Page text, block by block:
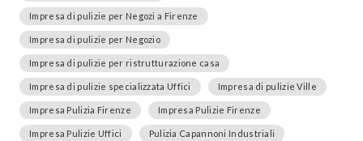
Impresa di pulizie per Negozi a Firenze
Impresa di pulizie per Negozio
Impresa di pulizie per ristrutturazione casa
Impresa di pulizie specializzata Uffici Impresa di pulizie Ville
Impresa Pulizia Firenze Impresa Pulizie Firenze
Impresa Pulizie Uffici Pulizia Capannoni Industriali